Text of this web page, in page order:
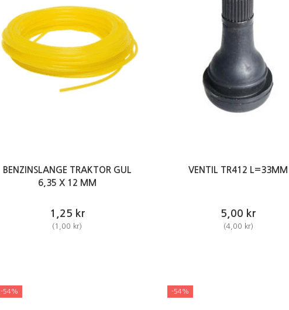
BENZINSLANGE TRAKTOR GUL
6,35 X 12 MM
1,25 kr
(1,00 kr)
VENTIL TR412 L=33MM
5,00 kr
(4,00 kr)
-54% -54%